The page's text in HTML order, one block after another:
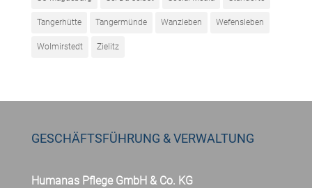
Tangerhütte Tangermünde Wanzleben Wefensleben
Wolmirstedt Zielitz
GESCHÄFTSFÜHRUNG & VERWALTUNG
Humanas Pflege GmbH & Co. KG